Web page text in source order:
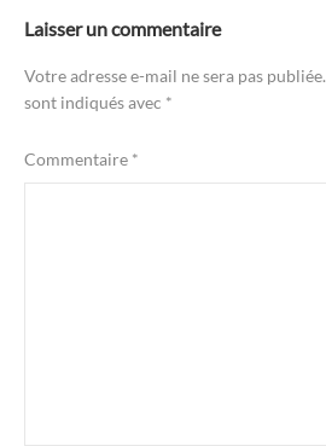
Laisser un commentaire
Votre adresse e-mail ne sera pas publiée.
sont indiqués avec *
Commentaire *